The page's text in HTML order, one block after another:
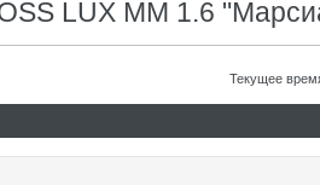
LUX MM 1.6
Текущее